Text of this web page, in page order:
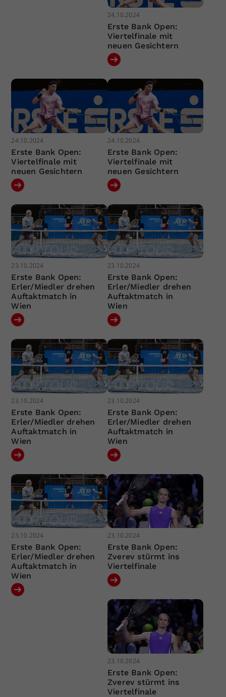
24.10.2024
Erste Bank Open:
Viertelfinale mit
neuen Gesichtern
24.10.2024
Erste Bank Open:
Viertelfinale mit
neuen Gesichtern
24.10.2024
Erste Bank Open:
Viertelfinale mit
neuen Gesichtern
23.10.2024
Erste Bank Open:
Erler/Miedler drehen
Auftaktmatch in
Wien
23.10.2024
Erste Bank Open:
Erler/Miedler drehen
Auftaktmatch in
Wien
23.10.2024
Erste Bank Open:
Erler/Miedler drehen
Auftaktmatch in
Wien
23.10.2024
Erste Bank Open:
Erler/Miedler drehen
Auftaktmatch in
Wien
23.10.2024
Erste Bank Open:
Erler/Miedler drehen
Auftaktmatch in
Wien
23.10.2024
Erste Bank Open:
Zverev stürmt ins
Viertelfinale
23.10.2024
Erste Bank Open:
Zverev stürmt ins
Viertelfinale